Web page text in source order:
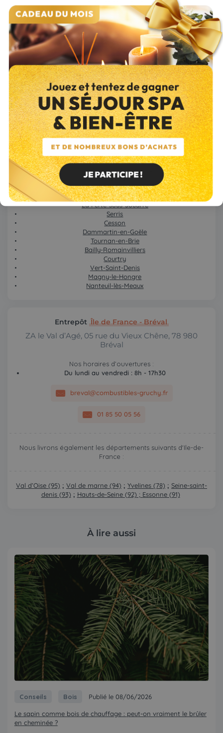
Roissy-en-Brie
Dammarie-les-Lys
Torcy
Montereau-Fault-Yonne
Combs-la-Ville
Lagny-sur-Marne
Ozoir-la-Ferrière
Mitry-Mory
Le Mée-sur-Seine
Brie-Comte-Robert
Moissy-Cramayel
Fontainebleau
Noisiel
Coulommiers
Saint-Fargeau-Ponthierry
Lieusaint
Vaires-sur-Marne
Provins
Vaux-le-Pénil
Thorigny-sur-Marne
La Ferté-sous-Jouarre
Serris
Cesson
Dammartin-en-Goële
Tournan-en-Brie
Bailly-Romainvilliers
Courtry
Vert-Saint-Denis
Magny-le-Hongre
Nanteuil-lès-Meaux
Entrepôt Île de France - Bréval
ZA le Val d’Agé, 05 rue du Vieux Chêne, 78 980
Bréval
Nos horaires d’ouvertures :
Du lundi au vendredi : 8h - 17h30
breval@combustibles-gruchy.fr
01 85 50 05 56
Nous livrons également les départements suivants d'Ile-de-
France :
Val d’Oise (95) ; Val de marne (94) ; Yvelines (78) ; Seine-saint-
denis (93) ; Hauts-de-Seine (92) ; Essonne (91)
À lire aussi
Conseils Bois Publié le 08/06/2026
Le sapin comme bois de chauffage : peut-on vraiment le brûler
en cheminée ?